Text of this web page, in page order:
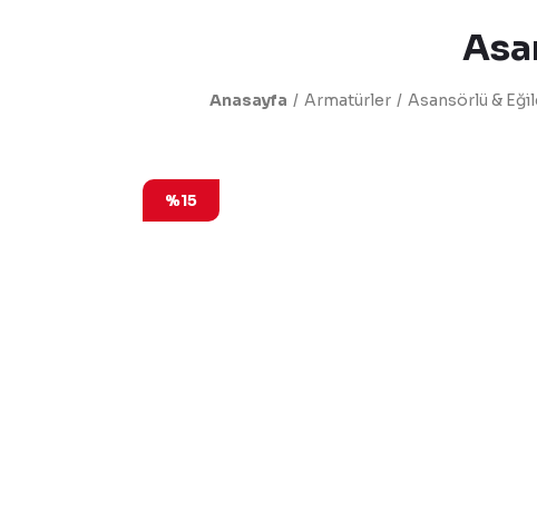
Anasayfa Armatürler Asansörlü &
%15